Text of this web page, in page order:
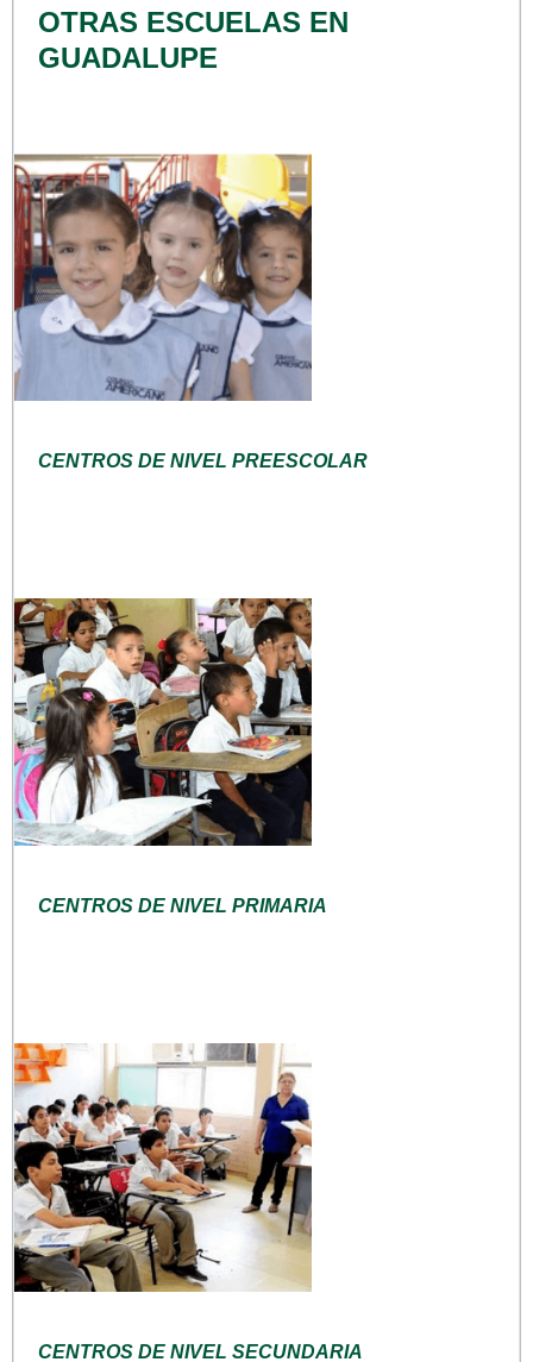
OTRAS ESCUELAS EN
GUADALUPE
CENTROS DE NIVEL PREESCOLAR
CENTROS DE NIVEL PRIMARIA
CENTROS DE NIVEL SECUNDARIA